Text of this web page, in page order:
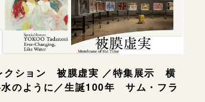
クション 被膜虚実 ／特集展示 横
のように／生誕100年 サム・フラ